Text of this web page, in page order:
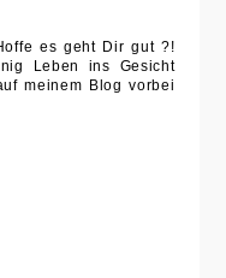
es geht Dir gut ?!
Leben ins Gesicht
meinem Blog vorbei